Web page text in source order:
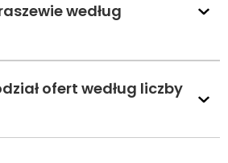
według
ofert według liczby